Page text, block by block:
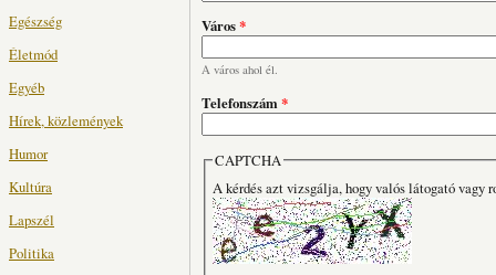
Egészség
Életmód
Egyéb
Hírek, közlemények
Humor
Kultúra
Lapszél
Politika
Város*
A város ahol él.
Telefonszám*
CAPTCHA
A kérdés azt vizsgálja, hogy valós látogató vagy